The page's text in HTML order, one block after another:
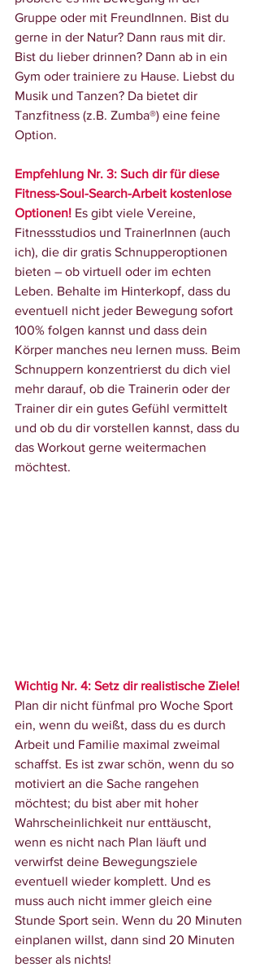
Gruppe oder mit FreundInnen. Bist du
gerne in der Natur? Dann raus mit dir.
Bist du lieber drinnen? Dann ab in ein
Gym oder trainiere zu Hause. Liebst du
Musik und Tanzen? Da bietet dir
Tanzfitness (z.B. Zumba®) eine feine
Option.
Empfehlung Nr. 3: Such dir für diese
Fitness-Soul-Search-Arbeit kostenlose
Optionen! Es gibt viele Vereine,
Fitnessstudios und TrainerInnen (auch
ich), die dir gratis Schnupperoptionen
bieten – ob virtuell oder im echten
Leben. Behalte im Hinterkopf, dass du
eventuell nicht jeder Bewegung sofort
100% folgen kannst und dass dein
Körper manches neu lernen muss. Beim
Schnuppern konzentrierst du dich viel
mehr darauf, ob die Trainerin oder der
Trainer dir ein gutes Gefühl vermittelt
und ob du dir vorstellen kannst, dass du
das Workout gerne weitermachen
möchtest.
Wichtig Nr. 4: Setz dir realistische Ziele!
Plan dir nicht fünfmal pro Woche Sport
ein, wenn du weißt, dass du es durch
Arbeit und Familie maximal zweimal
schaffst. Es ist zwar schön, wenn du so
motiviert an die Sache rangehen
möchtest; du bist aber mit hoher
Wahrscheinlichkeit nur enttäuscht,
wenn es nicht nach Plan läuft und
verwirfst deine Bewegungsziele
eventuell wieder komplett. Und es
muss auch nicht immer gleich eine
Stunde Sport sein. Wenn du 20 Minuten
einplanen willst, dann sind 20 Minuten
besser als nichts!